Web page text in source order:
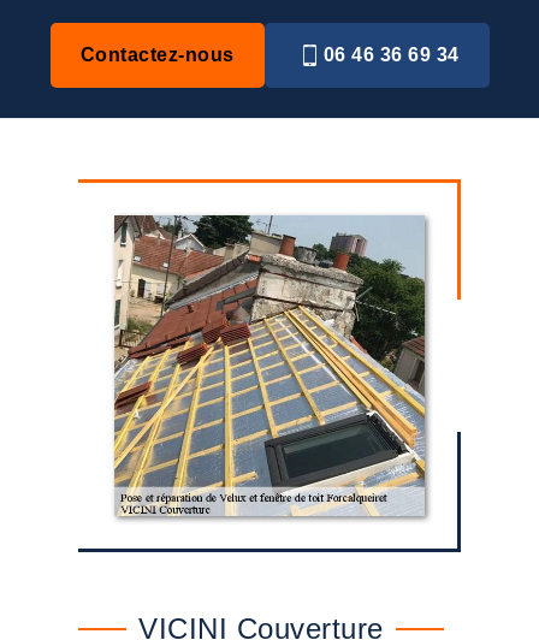
Contactez-nous 06 46 36 69 34
VICINI Couverture